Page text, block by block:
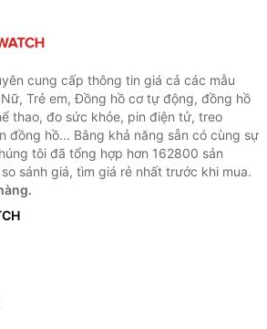
cung cấp thông tin giá cả các mẫu
Trẻ em, Đồng hồ cơ tự động, đồng hồ
thao, đo sức khỏe, pin điện tử, treo
đồng hồ... Bằng khả năng sẵn có cùng sự
tôi đã tổng hợp hơn 162800 sản
sánh giá, tìm giá rẻ nhất trước khi mua.